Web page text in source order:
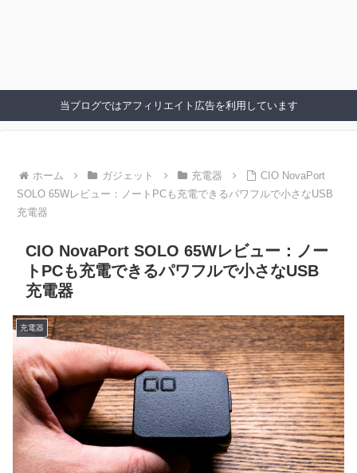
当ブログではアフィリエイト広告を利用しています
ホーム ガジェット 充電器
CIO NovaPort
SOLO 65Wレビュー：ノートPCも充電できるパワフルで小さなUSB
充電器
CIO NovaPort SOLO 65Wレビュー：ノー
トPCも充電できるパワフルで小さなUSB
充電器
充電器